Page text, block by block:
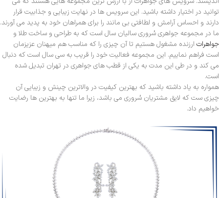
توانید در اختیار داشته باشید. این سرویس ها در نهایت زیبایی و جذابیت قرار
دارند و احساس آرامش و لطافتی بی مانند را برای همراهان خود به پدید می آورند.
ما در مجموعه جواهری سُروری سالیان سال است که به طراحی و ساخت طلا و
جواهرات ارزنده مشغول هستیم تا آن چیزی را که مناسب هم میهنان عزیزمان
است فراهم نماییم. این مجموعه فعالیت خود را قریب به سی سال است که دنبال
می کند و در طی این مدت به یکی از قطب های جواهری در تهران تبدیل شده
است.
همواره به یاد داشته باشید که بهترین کیفیت در والاترین چینش و زیبایی آن
چیزی ست که لایق مشتریان سُروری می باشد، زیرا ما تنها به بهترین ها رضایت
خواهیم داد.